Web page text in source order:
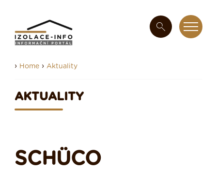
› Home › Aktuality
AKTUALITY
SCHÜCO